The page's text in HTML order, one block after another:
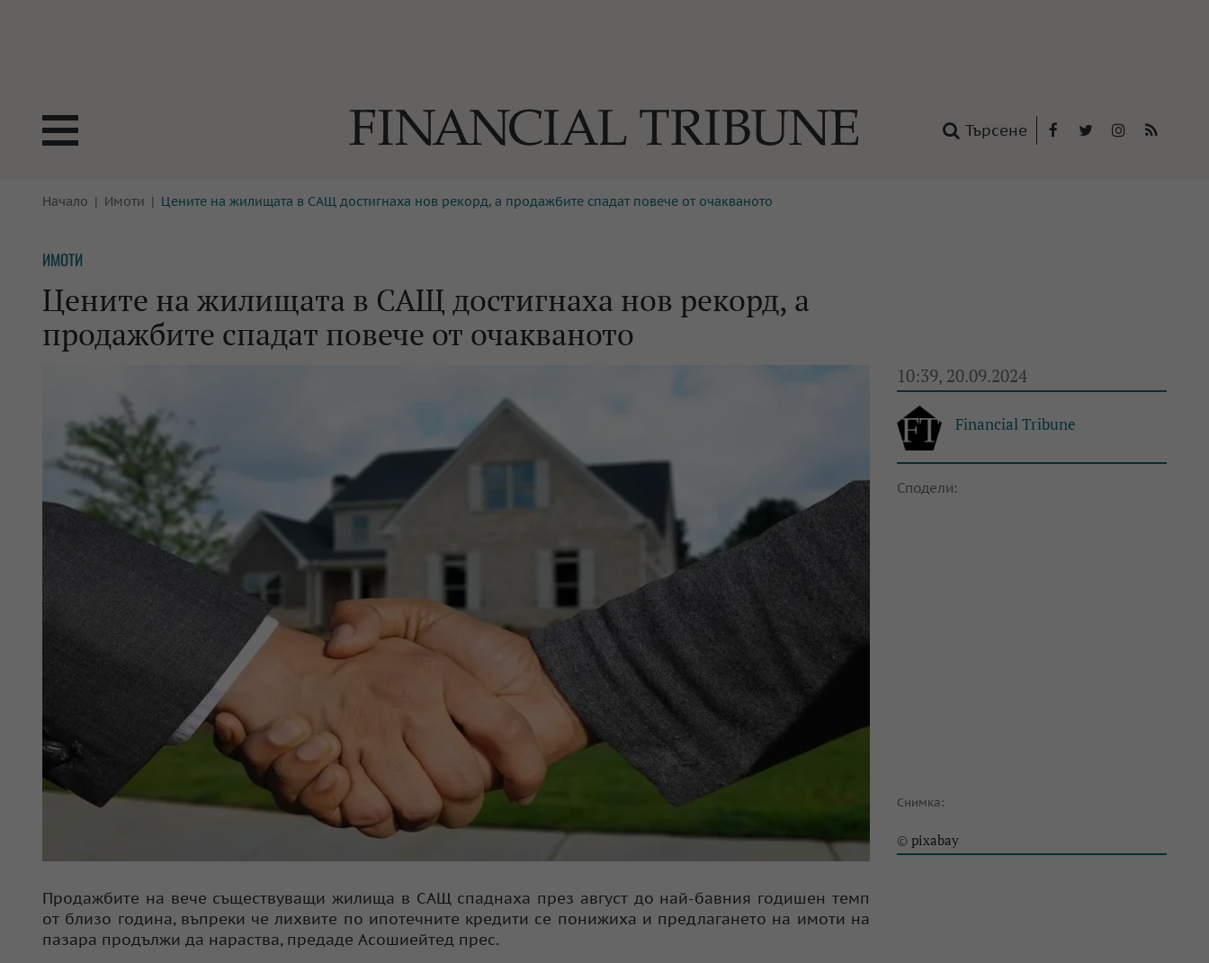
Търсене
БОРСИ
КРИПТО
БАНКИ
ПАРИТЕ
ЗАСТРАХОВАНЕ
ЕНЕРГЕТИКА
ТЕХНОЛОГИИ
МРЕЖАТА
ИМОТИ
За нас Реклама
Начало Имоти Цените на жилищата в САЩ достигнаха нов рекорд, а продажбите спадат повече от очакваното
ИМОТИ
Цените на жилищата в САЩ достигнаха нов рекорд, а
продажбите спадат повече от очакваното
10:39, 20.09.2024
Financial Tribune
Сподели:
Снимка:
© pixabay
Продажбите на вече съществуващи жилища в САЩ спаднаха през август до най-бавния годишен темп
от близо година, въпреки че лихвите по ипотечните кредити се понижиха и предлагането на имоти на
пазара продължи да нараства, предаде Асошиейтед прес.